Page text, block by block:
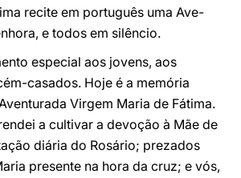
recite em português uma Ave-
e todos em silêncio.
especial aos jovens, aos
casados. Hoje é a memória
Virgem Maria de Fátima.
a cultivar a devoção à Mãe de
diária do Rosário; prezados
presente na hora da cruz; e vós,